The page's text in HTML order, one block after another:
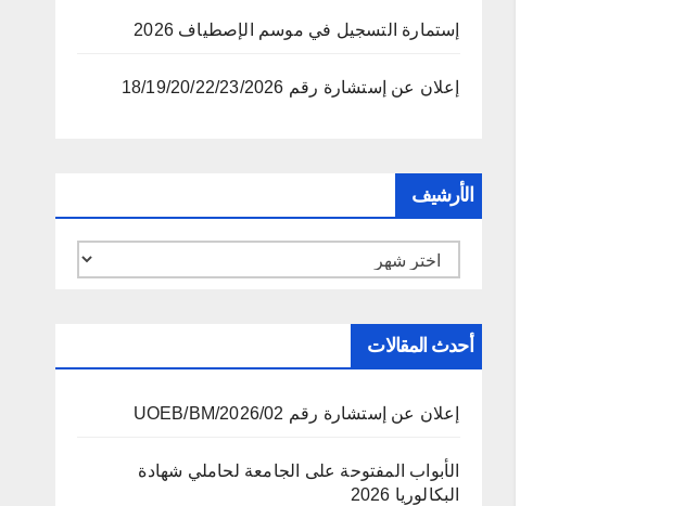
إستمارة التسجيل في موسم الإصطياف 2026
إعلان عن إستشارة رقم 18/19/20/22/23/2026
الأرشيف
الأرشيف
أحدث المقالات
إعلان عن إستشارة رقم 02/UOEB/BM/2026
الأبواب المفتوحة على الجامعة لحاملي شهادة
البكالوريا 2026